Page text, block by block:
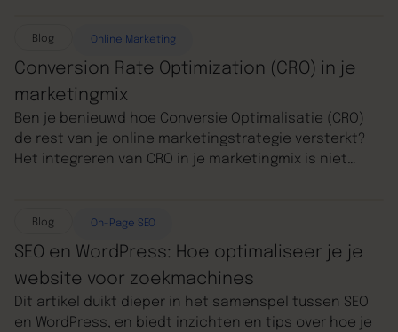
over een Webflow website laten maken.
Blog Online Marketing
Conversion Rate Optimization (CRO) in je
marketingmix
Ben je benieuwd hoe Conversie Optimalisatie (CRO)
de rest van je online marketingstrategie versterkt?
Het integreren van CRO in je marketingmix is niet
je in deze blog helemaal meenemen om conversie
optimalisatie en andere essentiële onderdelen van
je online marketingstrategie te verkennen. Zo gaan
we kijken hoe CRO naadloos aansluit bij kanalen als
Google Ads, Social Media Ads en SEO. Maar eerst de
betekenis van CRO.
Blog On-Page SEO
SEO en WordPress: Hoe optimaliseer je je
website voor zoekmachines
Dit artikel duikt dieper in het samenspel tussen SEO
en WordPress, en biedt inzichten en tips over hoe je